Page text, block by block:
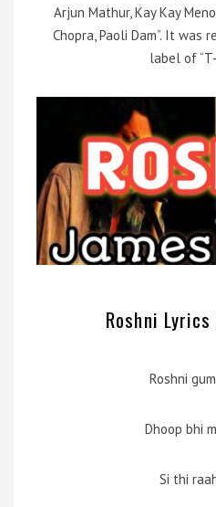
Arjun Mathur, Kay Kay
Chopra, Paoli Dam”. It was
label of
Roshni
Roshni
Dhoop bhi
Si thi